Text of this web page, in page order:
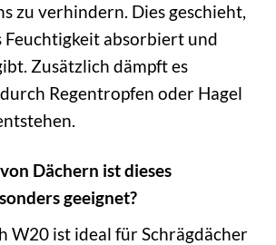
zu verhindern. Dies geschieht,
Feuchtigkeit absorbiert und
Zusätzlich dämpft es
Regentropfen oder Hagel
Dächern ist dieses
geeignet?
W20 ist ideal für Schrägdächer